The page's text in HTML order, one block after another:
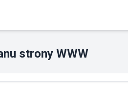
strony WWW